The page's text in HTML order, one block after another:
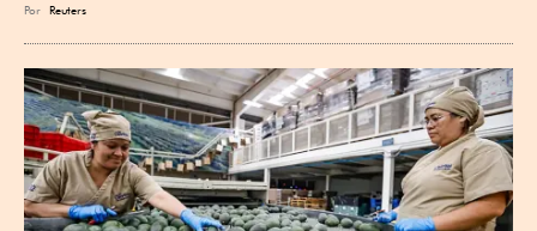
Por Reuters